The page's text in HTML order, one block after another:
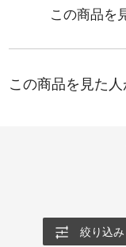
絞り込み